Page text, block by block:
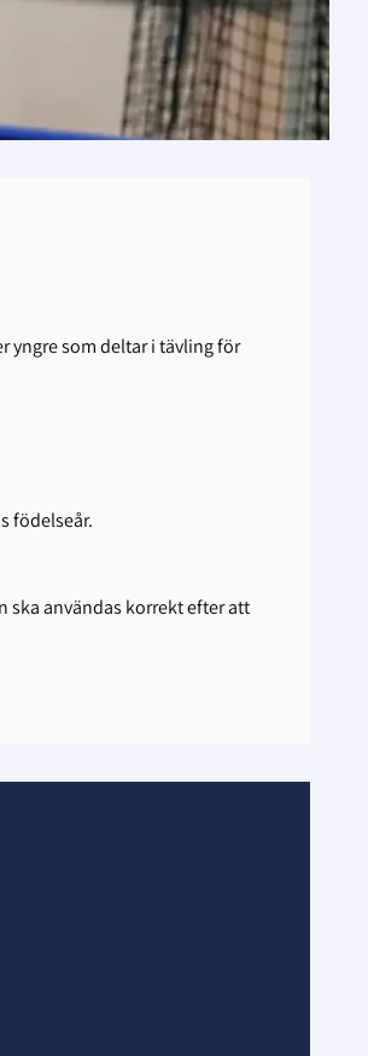
yngre som deltar i tävling för
födelseår.
ska användas korrekt efter att